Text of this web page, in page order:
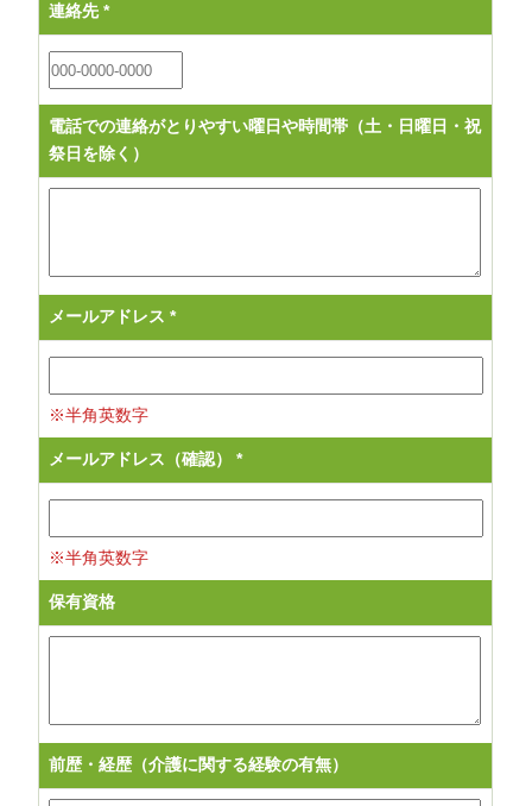
連絡先*
電話での連絡がとりやすい曜日や時間帯（土・日曜日・祝
祭日を除く）
メールアドレス *
※半角英数字
メールアドレス（確認） *
※半角英数字
保有資格
前歴・経歴（介護に関する経験の有無）